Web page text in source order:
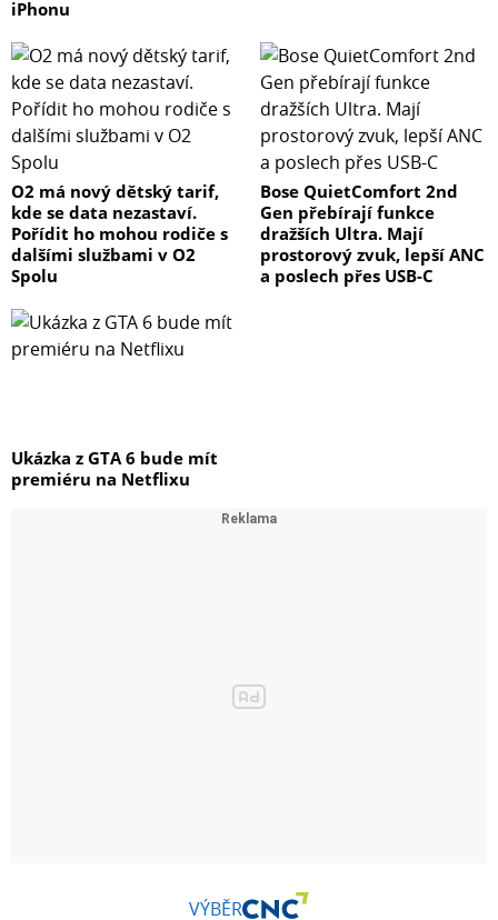
iPhonu
O2 má nový dětský tarif,
kde se data nezastaví.
Pořídit ho mohou rodiče s
dalšími službami v O2
Spolu
Bose QuietComfort 2nd
Gen přebírají funkce
dražších Ultra. Mají
prostorový zvuk, lepší ANC
a poslech přes USB-C
Ukázka z GTA 6 bude mít
premiéru na Netflixu
VÝBĚR